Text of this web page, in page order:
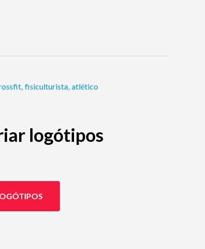
, fisiculturista, atlético
logótipos